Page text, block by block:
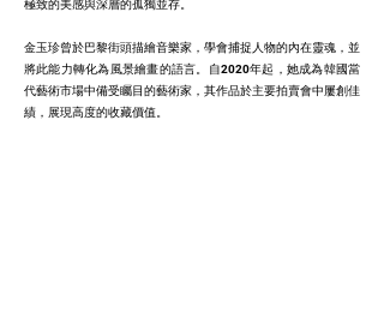
極致的美感與深層的孤獨並存。
金玉珍曾於巴黎街頭描繪音樂家，學會捕捉人物的內在靈魂，並
將此能力轉化為風景繪畫的語言。自2020年起，她成為韓國當
代藝術市場中備受矚目的藝術家，其作品於主要拍賣會中屢創佳
績，展現高度的收藏價值。